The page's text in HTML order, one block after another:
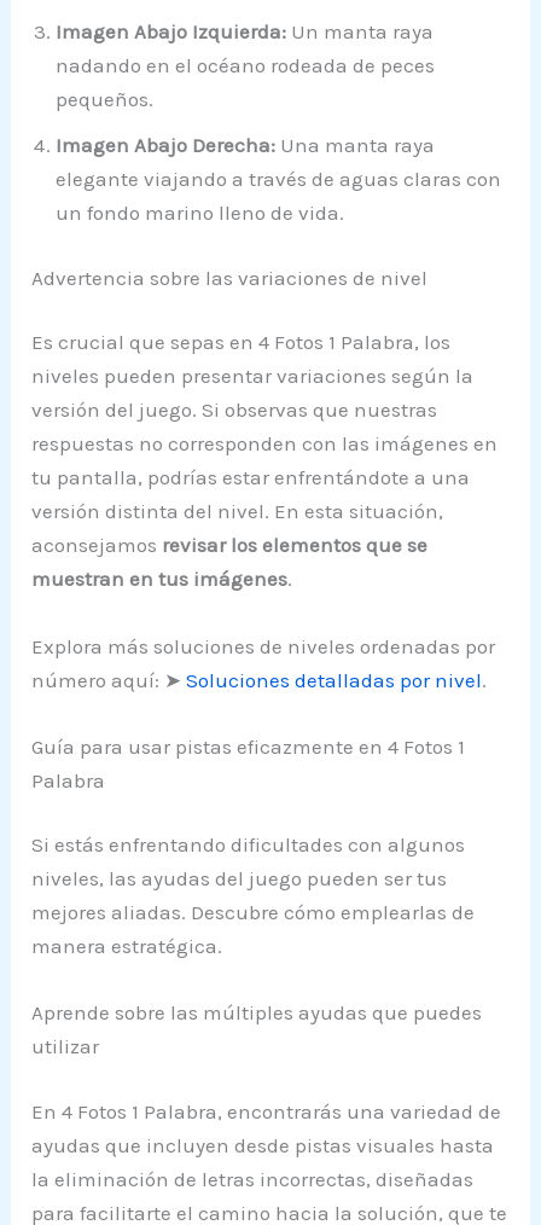
Imagen Abajo Izquierda: Un manta raya
nadando en el océano rodeada de peces
pequeños.
Imagen Abajo Derecha: Una manta raya
elegante viajando a través de aguas claras con
un fondo marino lleno de vida.
Advertencia sobre las variaciones de nivel
Es crucial que sepas en 4 Fotos 1 Palabra, los
niveles pueden presentar variaciones según la
versión del juego. Si observas que nuestras
respuestas no corresponden con las imágenes en
tu pantalla, podrías estar enfrentándote a una
versión distinta del nivel. En esta situación,
aconsejamos revisar los elementos que se
muestran en tus imágenes.
Explora más soluciones de niveles ordenadas por
número aquí: ➤Soluciones detalladas por nivel.
Guía para usar pistas eficazmente en 4 Fotos 1
Palabra
Si estás enfrentando dificultades con algunos
niveles, las ayudas del juego pueden ser tus
mejores aliadas. Descubre cómo emplearlas de
manera estratégica.
Aprende sobre las múltiples ayudas que puedes
utilizar
En 4 Fotos 1 Palabra, encontrarás una variedad de
ayudas que incluyen desde pistas visuales hasta
la eliminación de letras incorrectas, diseñadas
para facilitarte el camino hacia la solución, que te